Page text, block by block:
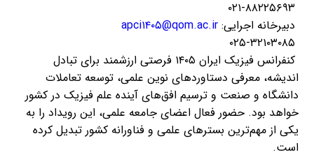
دبیرخانه اجرایی:apci۱۴۰۵@qom.ac.ir
کنفرانس فیزیک ایران ۱۴۰۵ فرصتی ارزشمند برای تبادل
اندیشه، معرفی دستاوردهای نوین علمی، توسعه تعاملات
دانشگاه و صنعت و ترسیم افق‌های آینده علم فیزیک در کشور
خواهد بود. حضور فعال اعضای جامعه علمی، این رویداد را به
یکی از مهم‌ترین بسترهای علمی و فناورانه کشور تبدیل کرده
است.